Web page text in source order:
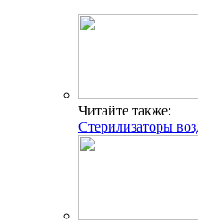
Читайте также:
Стерилизаторы